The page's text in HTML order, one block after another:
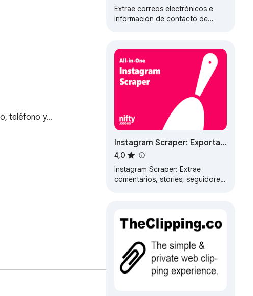
teléfono y…
Extrae correos electrónicos e
información de contacto de
ubicaciones y…
Instagram Scraper: Exporta
Posts, Perfiles, Reels y Mas
4,0
Instagram Scraper: Extrae
comentarios, stories, seguidores